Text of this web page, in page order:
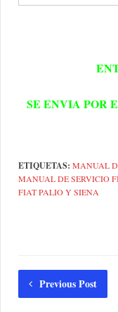
SE ENVIA POR
ETIQUETAS: MANUAL
MANUAL DE SERVICIO
FIAT PALIO Y SIENA
Previous Post